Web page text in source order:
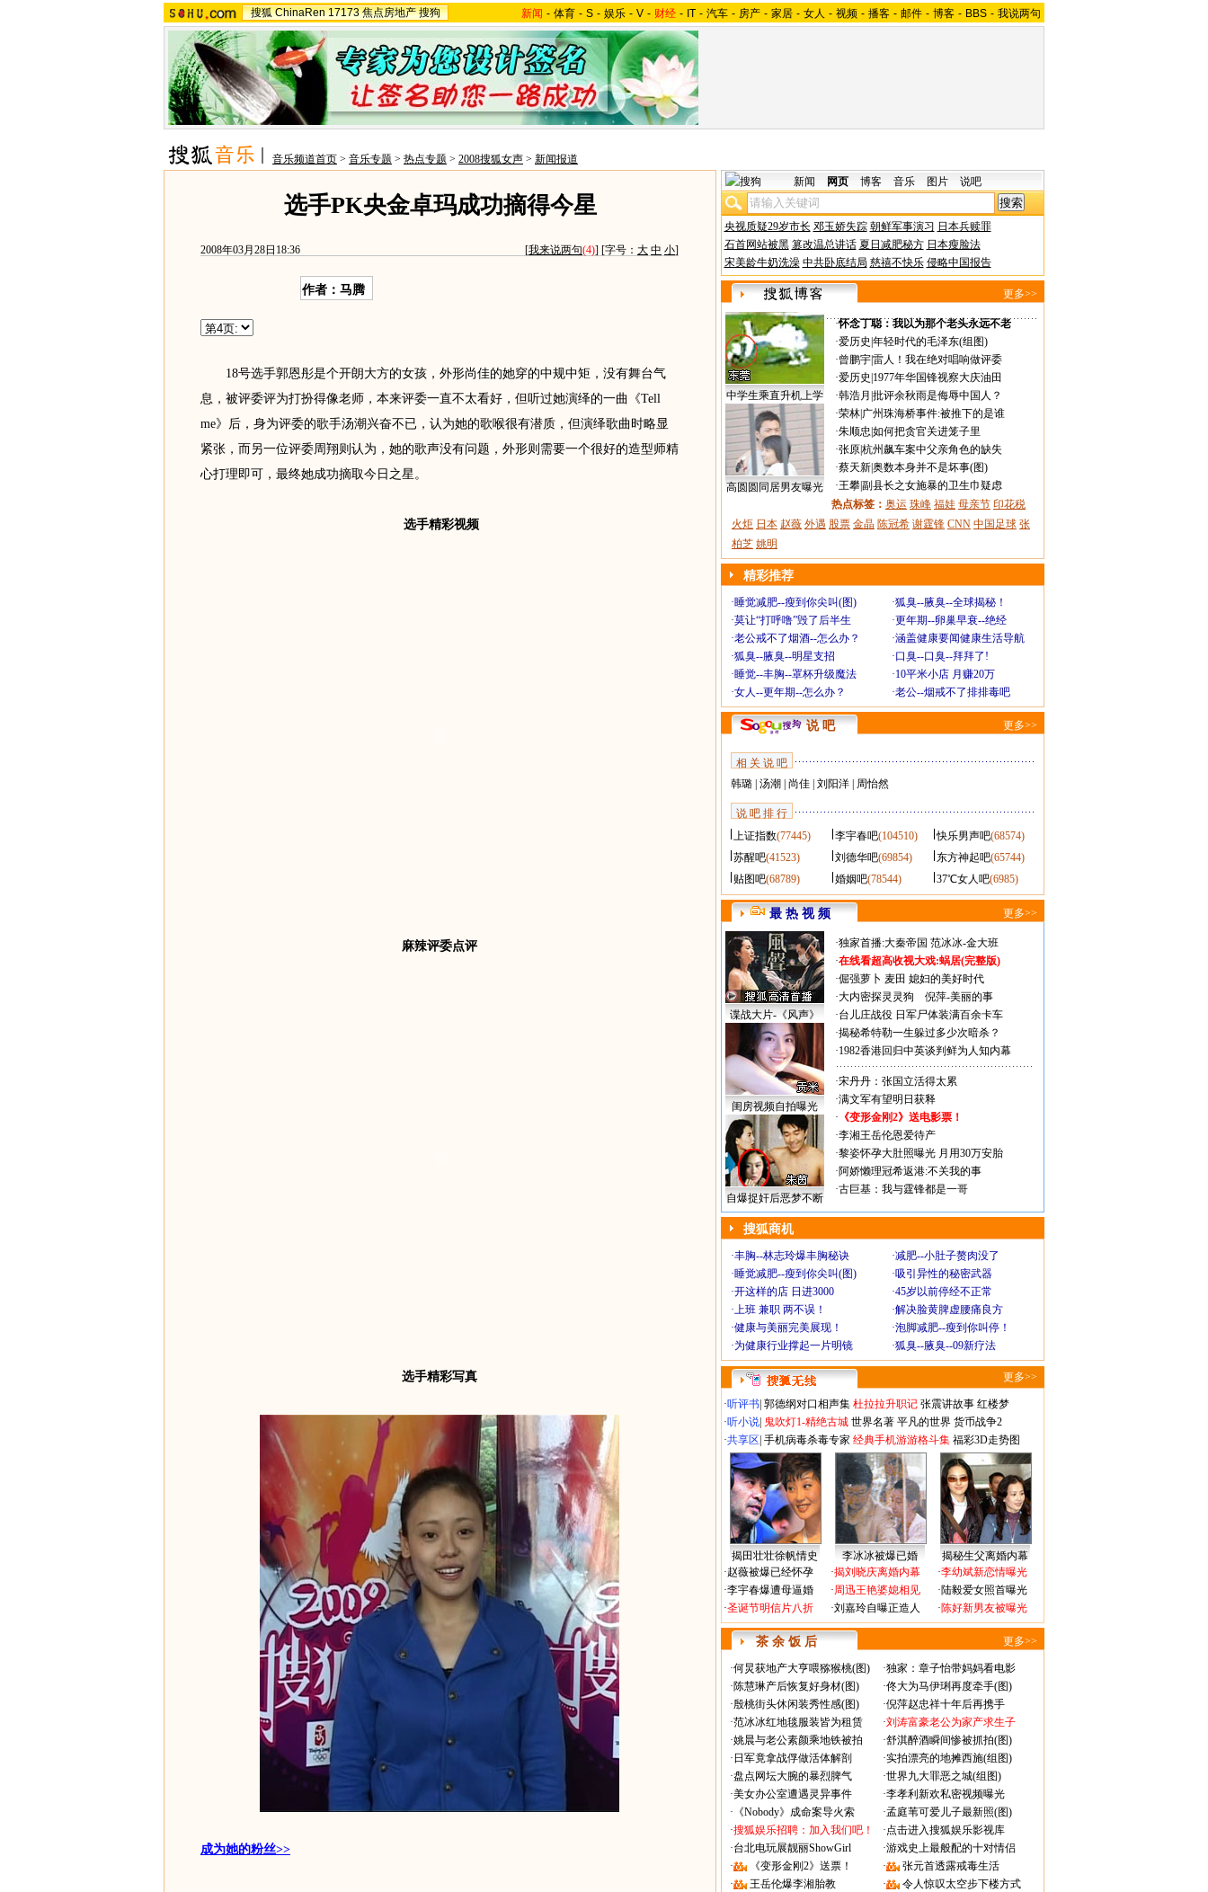
搜狐 ChinaRen 17173 焦点房地产 搜狗 新闻 - 体育 - S - 娱乐 - V - 财经 - IT - 汽车 - 房产 - 家居 - 女人 - 视频 - 播客 - 邮件 - 博客 - BBS - 我说两句
音乐频道首页 > 音乐专题 > 热点专题 > 2008搜狐女声 > 新闻报道
选手PK央金卓玛成功摘得今星
2008年03月28日18:36 [我来说两句(4)] [字号： 大 中 小]
作者：马腾
18号选手郭恩彤是个开朗大方的女孩，外形尚佳的她穿的中规中矩，没有舞台气
息，被评委评为打扮得像老师，本来评委一直不太看好，但听过她演绎的一曲《Tell
me》后，身为评委的歌手汤潮兴奋不已，认为她的歌喉很有潜质，但演绎歌曲时略显
紧张，而另一位评委周翔则认为，她的歌声没有问题，外形则需要一个很好的造型师精
心打理即可，最终她成功摘取今日之星。
选手精彩视频
麻辣评委点评
选手精彩写真
成为她的粉丝>>
新闻 网页 博客 音乐 图片 说吧
央视质疑29岁市长 邓玉娇失踪 朝鲜军事演习 日本兵赎罪
石首网站被黑 篡改温总讲话 夏日减肥秘方 日本瘦脸法
宋美龄牛奶洗澡 中共卧底结局 慈禧不快乐 侵略中国报告
更多>>
中学生乘直升机上学
高圆圆同居男友曝光
·怀念丁聪：我以为那个老头永远不老
·爱历史 年轻时代的毛泽东(组图)
·曾鹏宇|雷人！我在绝对唱响做评委
·爱历史 1977年华国锋视察大庆油田
·韩浩月 批评余秋雨是侮辱中国人？
·荣林| 广州珠海桥事件:被推下的是谁
·朱顺忠 如何把贪官关进笼子里
·张原|杭州飙车案中父亲角色的缺失
·蔡天新|奥数本身并不是坏事(图)
·王攀|副县长之女施暴的卫生巾疑虑
热点标签： 奥运 珠峰 福娃 母亲节 印花税
火炬 日本 赵薇 外遇 股票 金晶 陈冠希 谢霆锋 CNN 中国足球 张
柏芝 姚明
精彩推荐
·睡觉减肥--瘦到你尖叫(图) ·狐臭--腋臭--全球揭秘！
·莫让“打呼噜”毁了后半生 ·更年期--卵巢早衰--绝经
·老公戒不了烟酒--怎么办？ ·涵盖健康要闻健康生活导航
·狐臭--腋臭--明星支招 ·口臭--口臭--拜拜了!
·睡觉--丰胸--罩杯升级魔法 ·10平米小店 月赚20万
·女人--更年期--怎么办？ ·老公--烟戒不了排排毒吧
说 吧 更多>>
相 关 说 吧
韩璐| 汤潮 尚佳| 刘阳洋| 周怡然
说 吧 排 行
上证指数(77445) 李宇春吧(104510) 快乐男声吧(68574)
苏醒吧(41523) 刘德华吧(69854) 东方神起吧(65744)
贴图吧(68789) 婚姻吧(78544) 37℃女人吧(6985)
最 热 视 频 更多>>
谍战大片-《风声》
闺房视频自拍曝光
自爆捉奸后恶梦不断
·独家首播:大秦帝国 范冰冰-金大班
·在线看超高收视大戏:蜗居(完整版)
·倔强萝卜 麦田 媳妇的美好时代
·大内密探灵灵狗
倪萍-美丽的事
·台儿庄战役 日军尸体装满百余卡车
·揭秘希特勒一生躲过多少次暗杀？
·1982香港回归中英谈判鲜为人知内幕
·宋丹丹：张国立活得太累
·满文军有望明日获释
· 《变形金刚2》送电影票！
·李湘王岳伦恩爱待产
·黎姿怀孕大肚照曝光 月用30万安胎
·阿娇懒理冠希返港:不关我的事
·古巨基：我与霆锋都是一哥
搜狐商机
·丰胸--林志玲爆丰胸秘诀 ·减肥--小肚子赘肉没了
·睡觉减肥--瘦到你尖叫(图) ·吸引异性的秘密武器
·开这样的店 日进3000 ·45岁以前停经不正常
·上班 兼职 两不误！ ·解决脸黄脾虚腰痛良方
·健康与美丽完美展现！ ·泡脚减肥--瘦到你叫停！
·为健康行业撑起一片明镜 ·狐臭--腋臭--09新疗法
更多>>
·听评书 郭德纲对口相声集 杜拉拉升职记 张震讲故事 红楼梦
·听小说 鬼吹灯1-精绝古城 世界名著 平凡的世界 货币战争2
·共享区 手机病毒杀毒专家 经典手机游游格斗集 福彩3D走势图
揭田壮壮徐帆情史 李冰冰被爆已婚
揭秘生父离婚内幕
·赵薇被爆已经怀孕
·李宇春爆遭母逼婚
·圣诞节明信片八折
·揭刘晓庆离婚内幕
·周迅王艳婆媳相见
·刘嘉玲自曝正造人
·李幼斌新恋情曝光
·陆毅爱女照首曝光
·陈好新男友被曝光
茶 余 饭 后 更多>>
·何炅获地产大亨喂猕猴桃(图) ·独家：章子怡带妈妈看电影
·陈慧琳产后恢复好身材(图) ·佟大为马伊琍再度牵手(图)
·殷桃街头休闲装秀性感(图) ·倪萍赵忠祥十年后再携手
·范冰冰红地毯服装皆为租赁 ·刘涛富豪老公为家产求生子
·姚晨与老公素颜乘地铁被拍 ·舒淇醉酒瞬间惨被抓拍(图)
· 日军竟拿战俘做活体解剖 ·实拍漂亮的地摊西施(组图)
·盘点网坛大腕的暴烈脾气 ·世界九大罪恶之城(组图)
·美女办公室遭遇灵异事件 ·李孝利新欢私密视频曝光
· 《Nobody》成命案导火索 ·孟庭苇可爱儿子最新照(图)
·搜狐娱乐招聘：加入我们吧！ ·点击进入搜狐娱乐影视库
·台北电玩展靓丽ShowGirl ·游戏史上最般配的十对情侣
·
《变形金刚2》送票！ ·
张元首透露戒毒生活
·
王岳伦爆李湘胎教 · 令人惊叹太空步下楼方式